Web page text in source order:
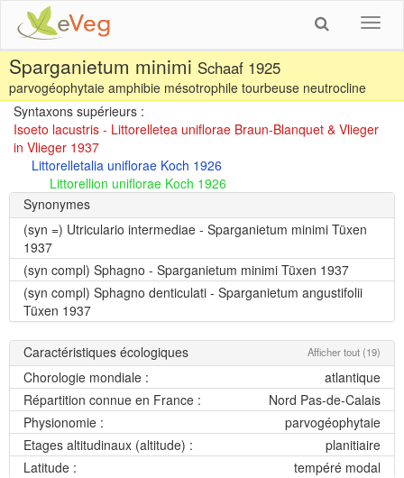
Sparganietum minimi Schaaf 1925
parvogéophytaie amphibie mésotrophile tourbeuse neutrocline
Syntaxons supérieurs :
Isoeto lacustris - Littorelletea uniflorae Braun-Blanquet & Vlieger
in Vlieger 1937
Littorelletalia uniflorae Koch 1926
Littorellion uniflorae Koch 1926
Synonymes
(syn =) Utriculario intermediae - Sparganietum minimi Tüxen
1937
(syn compl) Sphagno - Sparganietum minimi Tüxen 1937
(syn compl) Sphagno denticulati - Sparganietum angustifolii
Tüxen 1937
Caractéristiques écologiques Afficher tout (19)
Chorologie mondiale :
atlantique
Répartition connue en France :
Nord Pas-de-Calais
Physionomie :
parvogéophytaie
Etages altitudinaux (altitude) :
planitiaire
Latitude :
tempéré modal